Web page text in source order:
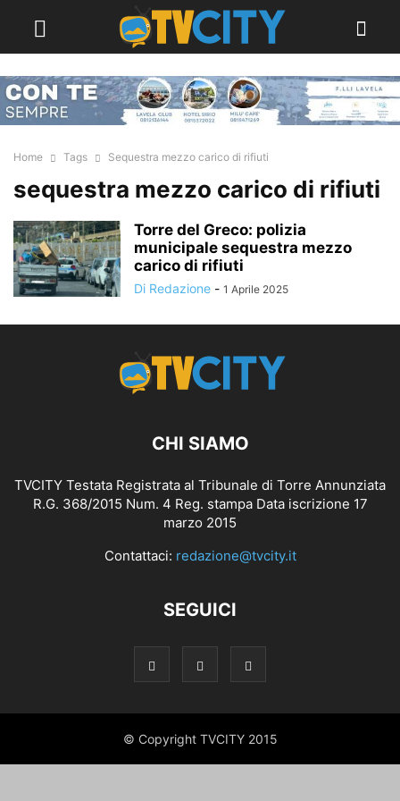
Home Tags Sequestra mezzo carico di rifiuti
sequestra mezzo carico di rifiuti
Torre del Greco: polizia
municipale sequestra mezzo
carico di rifiuti
Di Redazione - 1 Aprile 2025
CHI SIAMO
TVCITY Testata Registrata al Tribunale di Torre Annunziata
R.G. 368/2015 Num. 4 Reg. stampa Data iscrizione 17
marzo 2015
Contattaci: redazione@tvcity.it
SEGUICI
© Copyright TVCITY 2015